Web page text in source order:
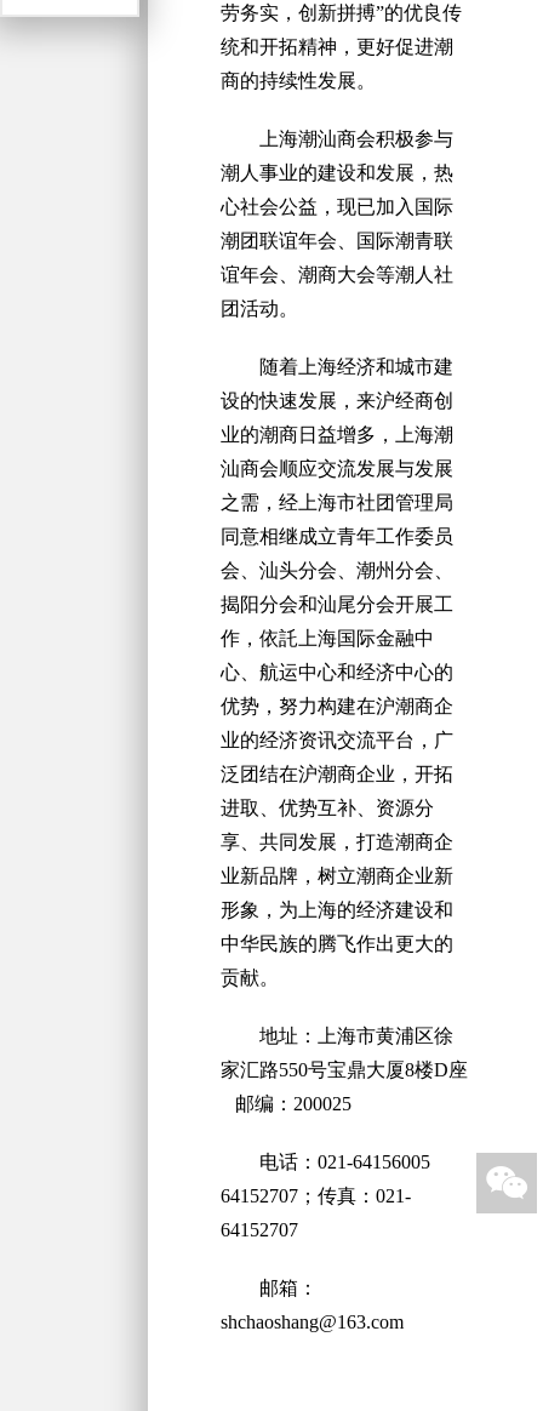
劳务实，创新拼搏”的优良传
统和开拓精神，更好促进潮
商的持续性发展。
上海潮汕商会积极参与
潮人事业的建设和发展，热
心社会公益，现已加入国际
潮团联谊年会、国际潮青联
谊年会、潮商大会等潮人社
团活动。
随着上海经济和城市建
设的快速发展，来沪经商创
业的潮商日益增多，上海潮
汕商会顺应交流发展与发展
之需，经上海市社团管理局
同意相继成立青年工作委员
会、汕头分会、潮州分会、
揭阳分会和汕尾分会开展工
作，依託上海国际金融中
心、航运中心和经济中心的
优势，努力构建在沪潮商企
业的经济资讯交流平台，广
泛团结在沪潮商企业，开拓
进取、优势互补、资源分
享、共同发展，打造潮商企
业新品牌，树立潮商企业新
形象，为上海的经济建设和
中华民族的腾飞作出更大的
贡献。
地址：上海市黄浦区徐
家汇路550号宝鼎大厦8楼D座
邮编：200025
电话：021-64156005
64152707；传真：021-
64152707
邮箱：
shchaoshang@163.com
